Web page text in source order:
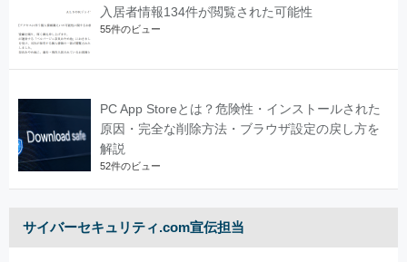
入居者情報134件が閲覧された可能性
55件のビュー
PC App Storeとは？危険性・インストールされた
原因・完全な削除方法・ブラウザ設定の戻し方を
解説
52件のビュー
サイバーセキュリティ.com宣伝担当